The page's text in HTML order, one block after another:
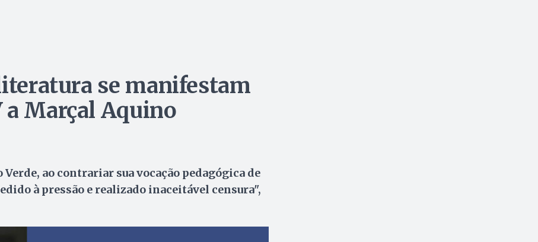
se manifestam
a Marçal Aquino
ao contrariar sua vocação pedagógica de
à pressão e realizado inaceitável censura",